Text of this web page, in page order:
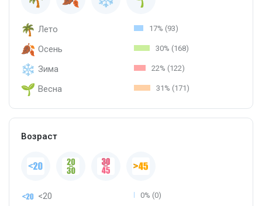
Лето 17% (93)
Осень 30% (168)
Зима 22% (122)
Весна 31% (171)
Возраст
<20 0% (0)